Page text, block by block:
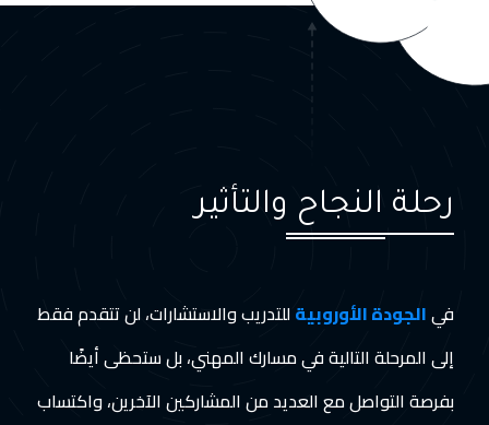
رحلة النجاح والتأثير
فيالجودة الأوروبية للتدريب والاستشارات، لن تتقدم فقط
إلى المرحلة التالية في مسارك المهني، بل ستحظى أيضًا
بفرصة التواصل مع العديد من المشاركين الآخرين، واكتساب